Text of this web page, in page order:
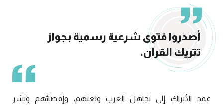
أصدروا فتوى شرعية رسمية بجواز
تتريك القرآن.
عمد الأتراك إلى تجاهل العرب ولغتهم، وإقصائهم ونشر